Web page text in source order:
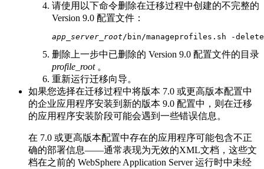
请使用以下命令删除在迁移过程中创建的不完整的
Version 9.0 配置文件：
app_server_root/bin/manageprofiles.sh -
删除上一步中已删除的 Version 9.0 配置文件的目录
profile_root。
重新运行迁移向导。
如果您选择在迁移过程中将版本 7.0 或更高版本配置中
的企业应用程序安装到新的版本 9.0 配置中，则在迁移
的应用程序安装阶段可能会遇到一些错误信息。
在 7.0 或更高版本配置中存在的应用程序可能包含不正
确的部署信息——通常表现为无效的XML文档，这些文
档在之前的 WebSphere Application Server运行时中未经